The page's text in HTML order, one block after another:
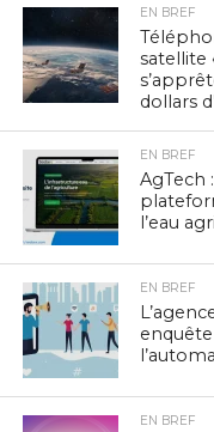
EN BREF
satellite
dollars
EN BREF
AgTech
l’eau
EN BREF
EN BREF